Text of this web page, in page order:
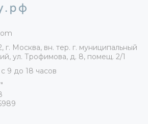
г. Москва, вн. тер. г. муниципальный
ул. Трофимова, д. 8, помещ. 2/1
9 до 18 часов